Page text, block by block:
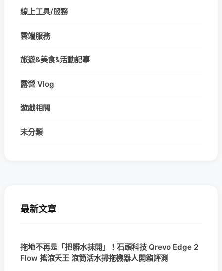
線上工具/服務
雲端服務
旅遊&美食&活動記事
露營 Vlog
遊戲相關
未分類
最新文章
拖地不再是「把髒水抹開」！石頭科技 Qrevo Edge 2
Flow 搖滾天王 滾筒活水掃拖機器人開箱評測